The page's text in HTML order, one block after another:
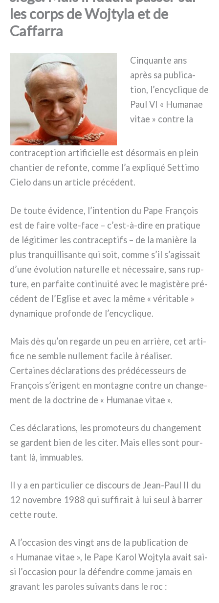
les corps de Wojtyla et de
Caffarra
Cinquante ans
après sa publi­ca­
tion, l’encyclique de
Paul VI « Humanae
vitae » con­tre la
con­tra­cep­tion arti­fi­ciel­le est désor­mais en plein
chan­tier de refon­te, com­me l’a expli­qué Settimo
Cielo dans un arti­cle pré­cé­dent.
De tou­te évi­den­ce, l’intention du Pape François
est de fai­re volte-face – c’est-à-dire en pra­ti­que
de légi­ti­mer les con­tra­cep­tifs – de la maniè­re la
plus tran­quil­li­san­te qui soit, com­me s’il s’agissait
d’une évo­lu­tion natu­rel­le et néces­sai­re, sans rup­
tu­re, en par­fai­te con­ti­nui­té avec le magi­stè­re pré­
cé­dent de l’Eglise et avec la même « véri­ta­ble »
dyna­mi­que pro­fon­de de l’encyclique.
Mais dès qu’on regar­de un peu en arriè­re, cet arti­
fi­ce ne sem­ble nul­le­ment faci­le à réa­li­ser.
Certaines décla­ra­tions des pré­dé­ces­seurs de
François s’érigent en mon­ta­gne con­tre un chan­ge­
ment de la doc­tri­ne de « Humanae vitae ».
Ces décla­ra­tions, les pro­mo­teurs du chan­ge­ment
se gar­dent bien de les citer. Mais elles sont pour­
tant là, immua­bles.
Il y a en par­ti­cu­lier ce discours de Jean-Paul II du
12 novem­bre 1988 qui suf­fi­rait à lui seul à bar­rer
cet­te rou­te.
A l’occasion des vingt ans de la publi­ca­tion de
« Humanae vitae », le Pape Karol Wojtyla avait sai­
si l’occasion pour la défen­dre com­me jamais en
gra­vant les paro­les sui­van­ts dans le roc :